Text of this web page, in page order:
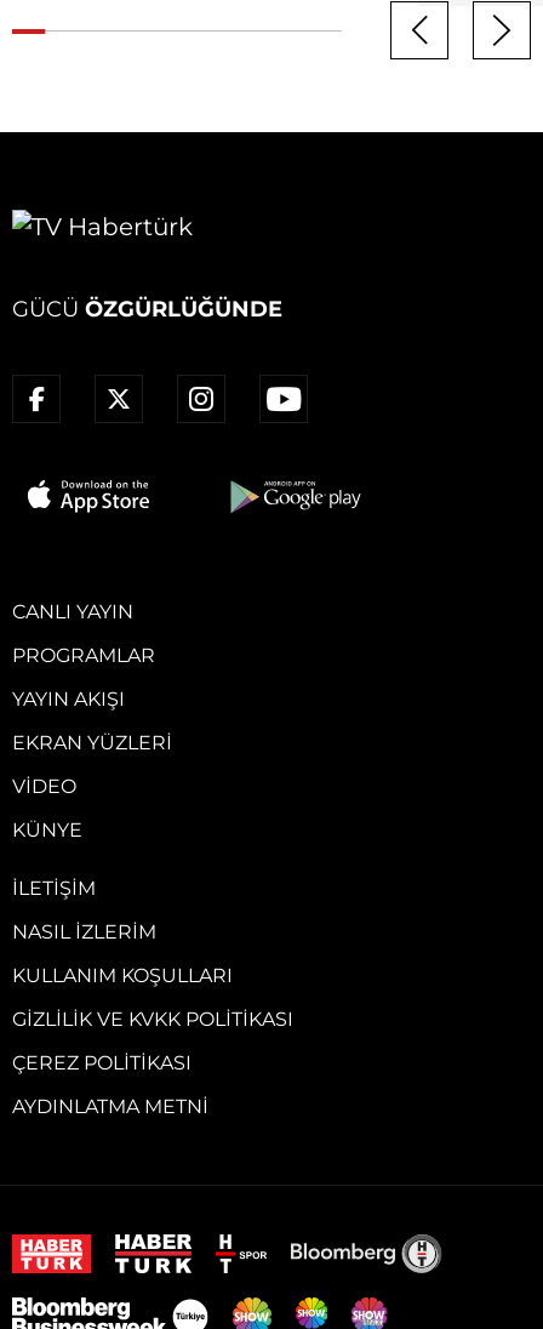
GÜCÜ ÖZGÜRLÜĞÜNDE
CANLI YAYIN
PROGRAMLAR
YAYIN AKIŞI
EKRAN YÜZLERI
VIDEO
KÜNYE
İLETIŞIM
NASIL İZLERIM
KULLANIM KOŞULLARI
GIZLILIK VE KVKK POLITIKASI
ÇEREZ POLITIKASI
AYDINLATMA METNI